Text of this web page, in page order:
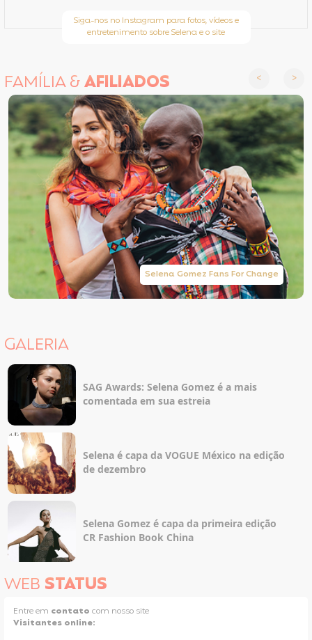
Siga-nos no Instagram para fotos, vídeos e
entretenimento sobre Selena e o site
FAMÍLIA &AFILIADOS
Selena Gomez Fans For Change
GALERIA
SAG Awards: Selena Gomez é a mais
comentada em sua estreia
Selena é capa da VOGUE México na edição
de dezembro
Selena Gomez é capa da primeira edição
CR Fashion Book China
WEB STATUS
Entre em contato com nosso site
Visitantes online: